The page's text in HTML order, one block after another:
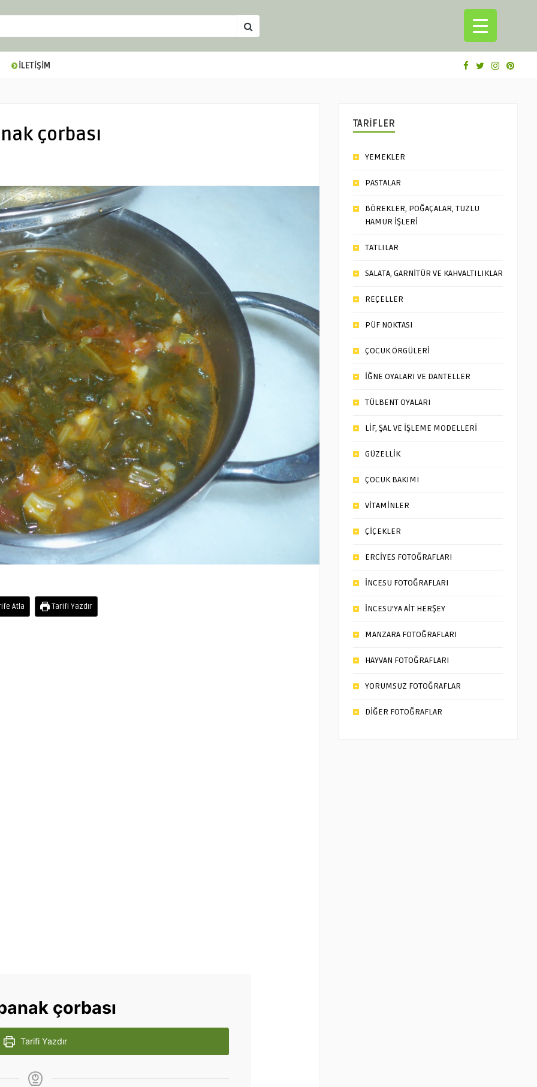
İLETİŞİM
çorbası
Atla Tarifi Yazdır
çorbası
Tarifi Yazdır
TARİFLER
YEMEKLER
PASTALAR
BÖREKLER, POĞAÇALAR, TUZLU
HAMUR İŞLERİ
TATLILAR
SALATA, GARNİTÜR VE KAHVALTILIKLAR
REÇELLER
PÜF NOKTASI
ÇOCUK ÖRGÜLERİ
İĞNE OYALARI VE DANTELLER
TÜLBENT OYALARI
LİF, ŞAL VE İŞLEME MODELLERİ
GÜZELLİK
ÇOCUK BAKIMI
VİTAMİNLER
ÇİÇEKLER
ERCİYES FOTOĞRAFLARI
İNCESU FOTOĞRAFLARI
İNCESU’YA AİT HERŞEY
MANZARA FOTOĞRAFLARI
HAYVAN FOTOĞRAFLARI
YORUMSUZ FOTOĞRAFLAR
DİĞER FOTOĞRAFLAR